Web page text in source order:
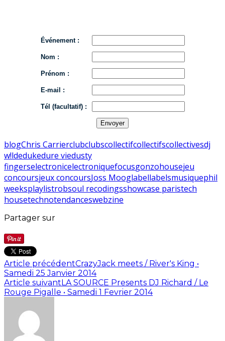
Événement :
Nom :
Prénom :
E-mail :
Tél (facultatif) :
blogChris Carrierclubclubscollectifcollectifscollectivesdj
w!ldedukedure viedusty
fingerselectronicelectroniquefocusgonzohousejeu
concoursjeux concoursJoss Mooglabellabelsmusiquephil
weeksplaylistrobsoul recodingsshowcase paristech
housetechnotendanceswebzine
Partager sur
Article précédentCrazyJack meets / River's King •
Samedi 25 Janvier 2014
Article suivantLA SOURCE Presents DJ Richard / Le
Rouge Pigalle • Samedi 1 Fevrier 2014